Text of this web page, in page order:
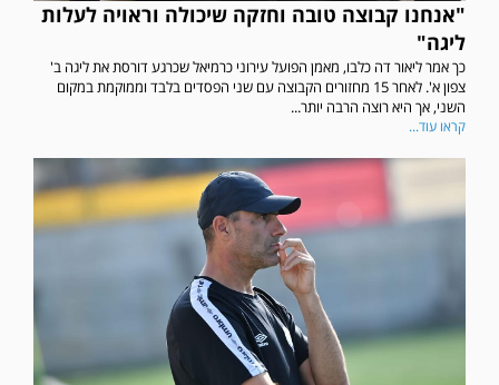
"אנחנו קבוצה טובה וחזקה שיכולה וראויה לעלות
ליגה"
כך אמר ליאור דה כלבו, מאמן הפועל עירוני כרמיאל שכרגע דורסת את ליגה ב'
צפון א'. לאחר 15 מחזורים הקבוצה עם שני הפסדים בלבד וממוקמת במקום
השני, אך היא רוצה הרבה יותר...
קראו עוד...